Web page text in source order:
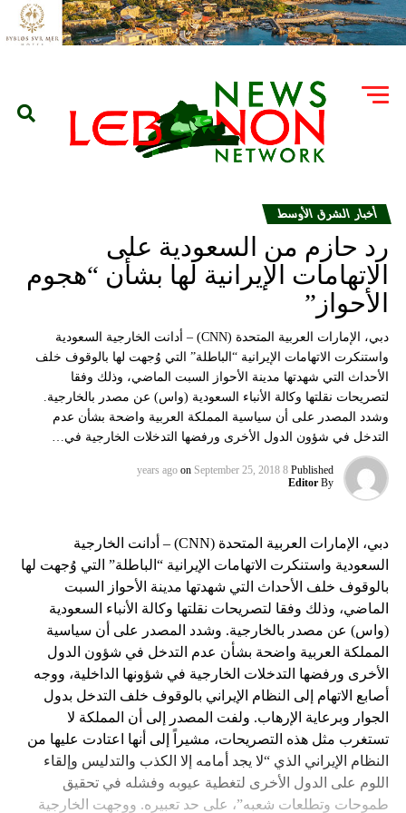
أخبار الشرق الأوسط
رد حازم من السعودية على
الاتهامات الإيرانية لها بشأن “هجوم
الأحواز”
دبي، الإمارات العربية المتحدة (CNN) – أدانت الخارجية السعودية
واستنكرت الاتهامات الإيرانية “الباطلة” التي وُجهت لها بالوقوف خلف
الأحداث التي شهدتها مدينة الأحواز السبت الماضي، وذلك وفقا
لتصريحات نقلتها وكالة الأنباء السعودية (واس) عن مصدر بالخارجية.
وشدد المصدر على أن سياسية المملكة العربية واضحة بشأن عدم
التدخل في شؤون الدول الأخرى ورفضها التدخلات الخارجية في…
Published
8 years ago
on September 25, 2018
By
Editor
دبي، الإمارات العربية المتحدة (CNN) – أدانت الخارجية
السعودية واستنكرت الاتهامات الإيرانية “الباطلة” التي وُجهت لها
بالوقوف خلف الأحداث التي شهدتها مدينة الأحواز السبت
الماضي، وذلك وفقا لتصريحات نقلتها وكالة الأنباء السعودية
(واس) عن مصدر بالخارجية. وشدد المصدر على أن سياسية
المملكة العربية واضحة بشأن عدم التدخل في شؤون الدول
الأخرى ورفضها التدخلات الخارجية في شؤونها الداخلية، ووجه
أصابع الاتهام إلى النظام الإيراني بالوقوف خلف التدخل بدول
الجوار وبرعاية الإرهاب. ولفت المصدر إلى أن المملكة لا
تستغرب مثل هذه التصريحات، مشيراً إلى أنها اعتادت عليها من
النظام الإيراني الذي “لا يجد أمامه إلا الكذب والتدليس وإلقاء
اللوم على الدول الأخرى لتغطية عيوبه وفشله في تحقيق
طموحات وتطلعات شعبه”، على حد تعبيره. ووجهت الخارجية